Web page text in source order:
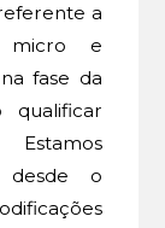
a
micro e
fase da
qualificar
desde o